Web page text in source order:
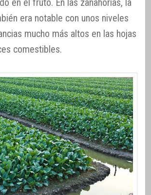
en el fruto. En las zanahorias, la
era notable con unos niveles
mucho más altos en las hojas
comestibles.